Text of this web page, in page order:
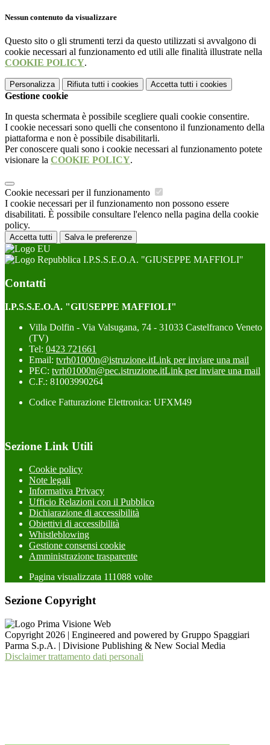
Nessun contenuto da visualizzare
Questo sito o gli strumenti terzi da questo utilizzati si avvalgono di
cookie necessari al funzionamento ed utili alle finalità illustrate nella
COOKIE POLICY.
Personalizza Rifiuta tutti i cookies Accetta tutti i cookies
Gestione cookie
In questa schermata è possibile scegliere quali cookie consentire.
I cookie necessari sono quelli che consentono il funzionamento della
piattaforma e non è possibile disabilitarli.
Per conoscere quali sono i cookie necessari al funzionamento potete
visionare la COOKIE POLICY.
Cookie necessari per il funzionamento
I cookie necessari per il funzionamento non possono essere
disabilitati. È possibile consultare l'elenco nella pagina della cookie
policy.
Accetta tutti Salva le preferenze
I.P.S.S.E.O.A. "GIUSEPPE MAFFIOLI"
Contatti
I.P.S.S.E.O.A. "GIUSEPPE MAFFIOLI"
Villa Dolfin - Via Valsugana, 74 - 31033 Castelfranco Veneto
(TV)
Tel: 0423 721661
Email: tvrh01000n@istruzione.itLink per inviare una mail
PEC: tvrh01000n@pec.istruzione.itLink per inviare una mail
C.F.: 81003990264
Codice Fatturazione Elettronica: UFXM49
Sezione Link Utili
Cookie policy
Note legali
Informativa Privacy
Ufficio Relazioni con il Pubblico
Dichiarazione di accessibilità
Obiettivi di accessibilità
Whistleblowing
Gestione consensi cookie
Amministrazione trasparente
Pagina visualizzata 111088 volte
Sezione Copyright
Copyright 2026 | Engineered and powered by Gruppo Spaggiari
Parma S.p.A. | Divisione Publishing & New Social Media
Disclaimer trattamento dati personali